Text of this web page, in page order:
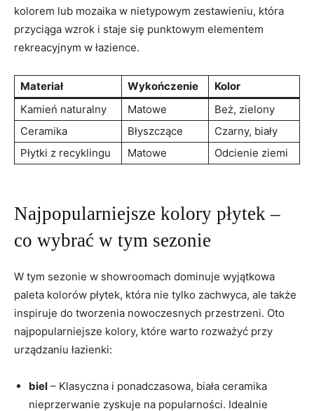
kolorem​ lub ​mozaika w nietypowym zestawieniu, która
przyciąga wzrok i staje się punktowym elementem
rekreacyjnym w łazience.
Materiał Wykończenie
Kolor
Kamień naturalny
Matowe
Beż, zielony
Ceramika
Błyszczące
Czarny, biały
Płytki⁢ z recyklingu
Matowe Odcienie ziemi
Najpopularniejsze kolory płytek –
⁤co wybrać w tym⁤ sezonie
W tym sezonie w showroomach dominuje​ wyjątkowa
paleta ⁢kolorów‍ płytek, która nie ​tylko zachwyca, ale także
inspiruje do tworzenia nowoczesnych przestrzeni. Oto
najpopularniejsze kolory, które warto ⁤rozważyć⁢ przy
urządzaniu łazienki:
biel – Klasyczna i ponadczasowa, biała ceramika
nieprzerwanie zyskuje ⁤na popularności. Idealnie